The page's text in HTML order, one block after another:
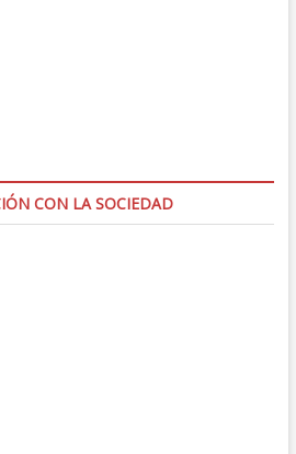
CON LA SOCIEDAD